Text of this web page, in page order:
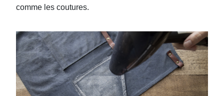
comme les coutures.